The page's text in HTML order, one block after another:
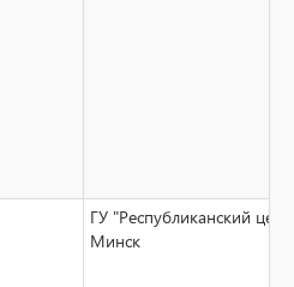
ГУ "Республиканский
Минск